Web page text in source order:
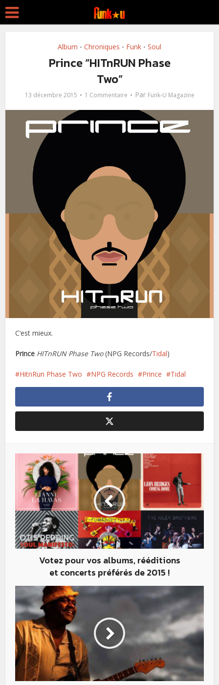
Album • Chroniques • Funk • Soul
Prince “HITnRUN Phase
Two”
13 décembre 2015 1 Commentaire Par Funk-U Magazine
C’est mieux.
Prince HITnRUN Phase Two(NPG Records/Tidal)
HitnRun Phase Two NPG Records Prince Tidal
Votez pour vos albums, rééditions
et concerts préférés de 2015 !